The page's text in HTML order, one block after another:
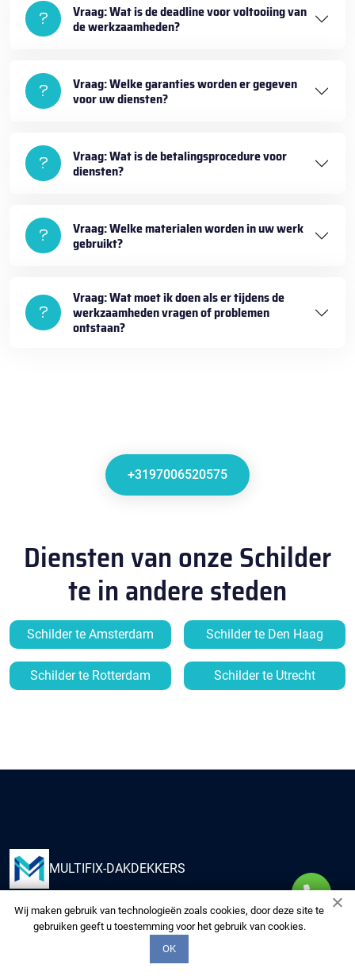
Vraag: Wat is de deadline voor voltooiing van
de werkzaamheden?
Vraag: Welke garanties worden er gegeven
voor uw diensten?
Vraag: Wat is de betalingsprocedure voor
diensten?
Vraag: Welke materialen worden in uw werk
gebruikt?
Vraag: Wat moet ik doen als er tijdens de
werkzaamheden vragen of problemen
ontstaan?
+3197006520575
Diensten van onze Schilder
te in andere steden
Schilder te Amsterdam Schilder te Den Haag
Schilder te Rotterdam Schilder te Utrecht
Wij maken gebruik van technologieën zoals cookies, door deze site te
gebruiken geeft u toestemming voor het gebruik van cookies.
OK
MULTIFIX-DAKDEKKERS
Kies ons om uw huis te voorzien van kwaliteitsdiensten
van onze multidisciplinaire experts. Wij zorgen voor uw
woning alsof het de onze is.